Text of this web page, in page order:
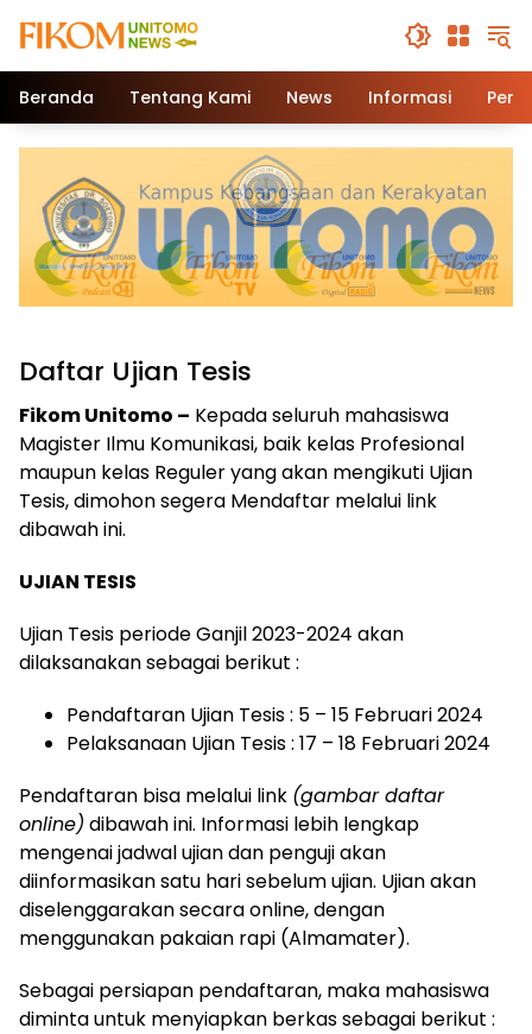
Beranda Tentang Kami News Informasi
Daftar Ujian Tesis
Fikom Unitomo – Kepada seluruh mahasiswa
Magister Ilmu Komunikasi, baik kelas Profesional
maupun kelas Reguler yang akan mengikuti Ujian
Tesis, dimohon segera Mendaftar melalui link
dibawah ini.
UJIAN TESIS
Ujian Tesis periode Ganjil 2023-2024 akan
dilaksanakan sebagai berikut :
Pendaftaran Ujian Tesis : 5 – 15 Februari 2024
Pelaksanaan Ujian Tesis : 17 – 18 Februari 2024
Pendaftaran bisa melalui link (gambar daftar
online) dibawah ini. Informasi lebih lengkap
mengenai jadwal ujian dan penguji akan
diinformasikan satu hari sebelum ujian. Ujian akan
diselenggarakan secara online, dengan
menggunakan pakaian rapi (Almamater).
Sebagai persiapan pendaftaran, maka mahasiswa
diminta untuk menyiapkan berkas sebagai berikut :